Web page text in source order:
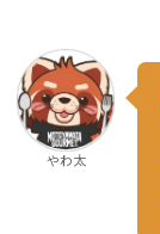
やわ太